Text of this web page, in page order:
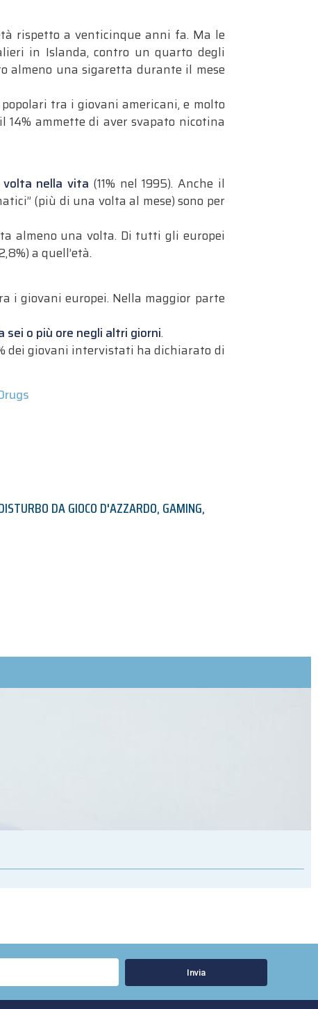
rispetto a venticinque anni fa. Ma le
in Islanda, contro un quarto degli
almeno una sigaretta durante il mese
tra i giovani americani, e molto
ammette di aver svapato nicotina
volta nella vita (11% nel 1995). Anche il
(più di una volta al mese) sono per
almeno una volta. Di tutti gli europei
a quell’età.
i giovani europei. Nella maggior parte
sei o più ore negli altri giorni.
dei giovani intervistati ha dichiarato di
DA GIOCO D'AZZARDO,GAMING,
Invia